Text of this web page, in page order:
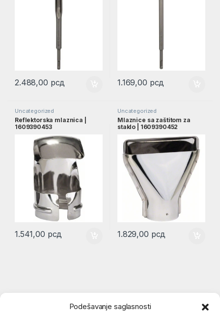
Podešavanje saglasnosti
2.488,00 рсд 1.169,00 рсд
Uncategorized
Reflektorska mlaznica |
1609390453
1.541,00 рсд
Uncategorized
Mlaznice sa zaštitom za
staklo | 1609390452
1.829,00 рсд